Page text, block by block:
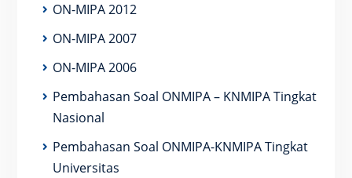
ON-MIPA 2012
ON-MIPA 2007
ON-MIPA 2006
Pembahasan Soal ONMIPA – KNMIPA Tingkat
Nasional
Pembahasan Soal ONMIPA-KNMIPA Tingkat
Universitas